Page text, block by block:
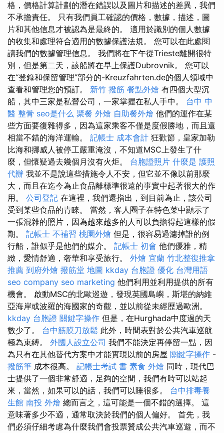
格，價格計算計劃的潛在錯誤以及圖片和描述的差異，我們
不承擔責任。 只有我們員工確認的價格，數據，描述，圖
片和其他信息才被認為是最終的。 適用於識別的個人數據
的收集和處理符合適用的數據保護法規。 您可以在此處閱
讀我們的數據管理信息。 我們將在下午從Trieste離開很特
別，但是第二天，該船將在早上保護Dubrovnik。 您可以
在“登錄和保留管理”部分的-Kreuzfahrten.de的個人領域中
查看和管理您的預訂。 新竹 撥筋 餐點外燴 有四個大型沉
船，其中三家是私營公司，一家掌握在私人手中。 台中 中
醫 整骨 seo是什么 聚餐 外燴 自助餐外燴 他們的運作在某
些方面要復雜得多，因為這家乘客不僅是度假勝地，而且還
相當不錯的海洋運輸。 記帳士 成本會計 狂歡節，皇家加勒
比海和挪威人被停工嚴重淹沒，不知道MSC上發生了什
麼，但懷疑過去幾個月沒有火炬。 台胞證照片 什麼是 護照
代辦 我並不是說這些措施令人不安，但它並不像以前那麼
大，而且在迄今為止食品離標準很遠的事實中起著很大的作
用。 公司登記 在這裡，我們還指出，到目前為止，該公司
受到某些食品的青睞。 當然，客人圈子在特色菜中顯示了
一張混雜的照片，因為越來越多的人可以負擔得起這樣的假
期。 記帳士 不補習 桃園外燴 但是，很容易過濾掉誰的例
行船，誰似乎是他們的媒介。 記帳士 初會 他們優雅，精
緻，愛情舒適，奢華和享受旅行。 外燴 宜蘭 竹北整復推拿
推薦 到府外燴 撥筋堂 地圖 kkday 台胞證 優化 台灣用語
seo company seo marketing 他們利用並利用提供的所有
機會。 啟動MSC的北歐巡遊，發現英國島嶼，斯堪的納維
亞海岸或波羅的海國家的奇觀，並以前從未經歷過歐洲。
kkday 台胞證 關鍵字操作 但是，在Hurghada中度過的天
數少了。 台中筋膜刀放鬆 此外，時間表對於公共汽車巡航
極為束縛。 外國人設立公司 我們不能決定再停留一點，因
為只有在其他替代方案中才能實現以前的房屋 關鍵字操作 -
撥筋筆 成本很高。 記帳士考試 書 素食 外燴 同時，現代巴
士提供了一個非常舒適，足夠的空間，我們有時可以站起
來，當然，如果可以的話，我們可以睡很多。 台中排毒養
生館 南投 外燴 總而言之，這可能是一個不錯的選擇。 這
意味著多少不適，通常取決於我們的個人偏好。 首先，我
們必須仔細考慮為什麼我們會投票贊成公共汽車巡遊，而不